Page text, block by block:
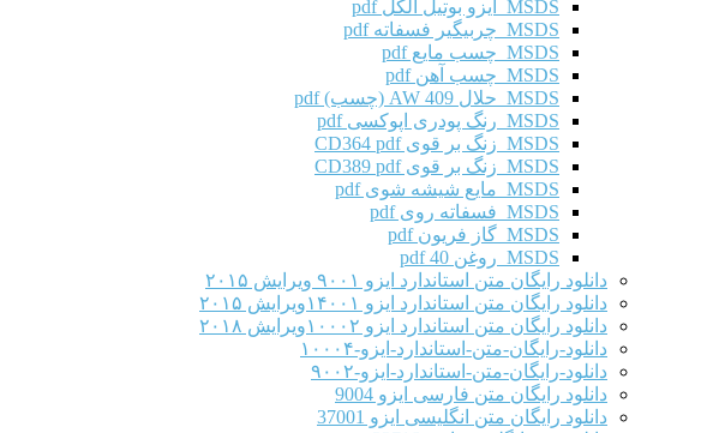
MSDS ایزو بوتیل الکل pdf
MSDS چربیگیر فسفاته pdf
MSDS چسب مایع pdf
MSDS چسب آهن pdf
MSDS حلال AW 409 (چسب) pdf
MSDS رنگ پودری اپوکسی pdf
MSDS زنگ بر قوی CD364 pdf
MSDS زنگ بر قوی CD389 pdf
MSDS مایع شیشه شوی pdf
MSDS فسفاته روی pdf
MSDS گاز فریون pdf
MSDS روغن 40 pdf
دانلود رایگان متن استاندارد ایزو ۹۰۰۱ ویرایش ۲۰۱۵
دانلود رایگان متن استاندارد ایزو ۱۴۰۰۱ویرایش ۲۰۱۵
دانلود رایگان متن استاندارد ایزو ۱۰۰۰۲ویرایش ۲۰۱۸
دانلود-رایگان-متن-استاندارد-ایزو-۱۰۰۰۴
دانلود-رایگان-متن-استاندارد-ایزو-۹۰۰۲
دانلود رایگان متن فارسی ایزو 9004
دانلود رایگان متن انگلیسی ایزو 37001